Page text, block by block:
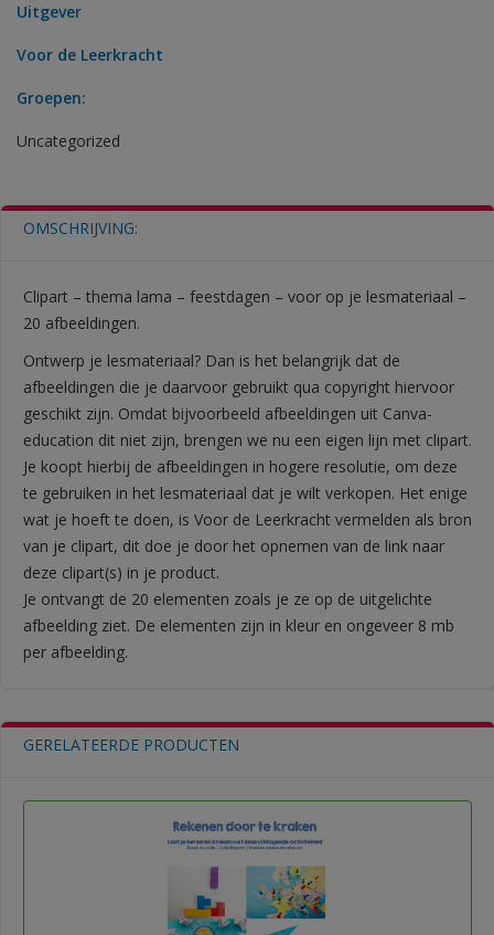
Uitgever
Voor de Leerkracht
Groepen:
Uncategorized
OMSCHRIJVING:
Clipart – thema lama – feestdagen – voor op je lesmateriaal –
20 afbeeldingen.
Ontwerp je lesmateriaal? Dan is het belangrijk dat de
afbeeldingen die je daarvoor gebruikt qua copyright hiervoor
geschikt zijn. Omdat bijvoorbeeld afbeeldingen uit Canva-
education dit niet zijn, brengen we nu een eigen lijn met clipart.
Je koopt hierbij de afbeeldingen in hogere resolutie, om deze
te gebruiken in het lesmateriaal dat je wilt verkopen. Het enige
wat je hoeft te doen, is Voor de Leerkracht vermelden als bron
van je clipart, dit doe je door het opnemen van de link naar
deze clipart(s) in je product.
Je ontvangt de 20 elementen zoals je ze op de uitgelichte
afbeelding ziet. De elementen zijn in kleur en ongeveer 8 mb
per afbeelding.
GERELATEERDE PRODUCTEN